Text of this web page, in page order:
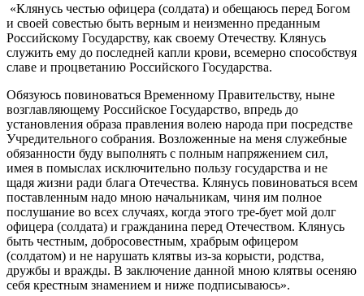
«Клянусь честью офицера (солдата) и обещаюсь перед Богом
и своей совестью быть верным и неизменно преданным
Российскому Государству, как своему Отечеству. Клянусь
служить ему до последней капли крови, всемерно способствуя
славе и процветанию Российского Государства.
Обязуюсь повиноваться Временному Правительству, ныне
возглавляющему Российское Государство, впредь до
установления образа правления волею народа при посредстве
Учредительного собрания. Возложенные на меня служебные
обязанности буду выполнять с полным напряжением сил,
имея в помыслах исключительно пользу государства и не
щадя жизни ради блага Отечества. Клянусь повиноваться всем
поставленным надо мною начальникам, чиня им полное
послушание во всех случаях, когда этого тре-бует мой долг
офицера (солдата) и гражданина перед Отечеством. Клянусь
быть честным, добросовестным, храбрым офицером
(солдатом) и не нарушать клятвы из-за корысти, родства,
дружбы и вражды. В заключение данной мною клятвы осеняю
себя крестным знамением и ниже подписываюсь».